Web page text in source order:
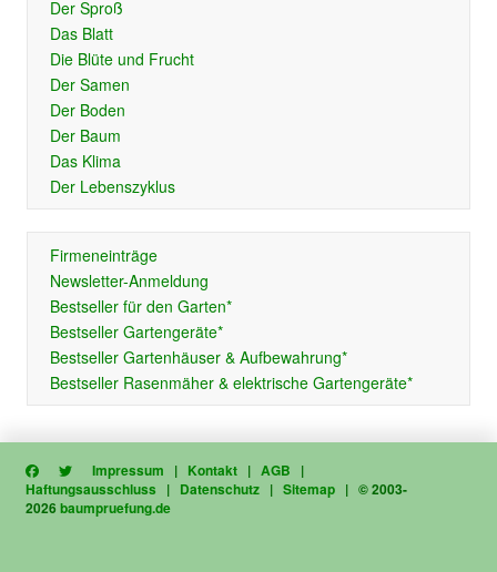
Der Sproß
Das Blatt
Die Blüte und Frucht
Der Samen
Der Boden
Der Baum
Das Klima
Der Lebenszyklus
Firmeneinträge
Newsletter-Anmeldung
Bestseller für den Garten*
Bestseller Gartengeräte*
Bestseller Gartenhäuser & Aufbewahrung*
Bestseller Rasenmäher & elektrische Gartengeräte*
Impressum | Kontakt |AGB |
Haftungsausschluss | Datenschutz |Sitemap | © 2003-
2026baumpruefung.de